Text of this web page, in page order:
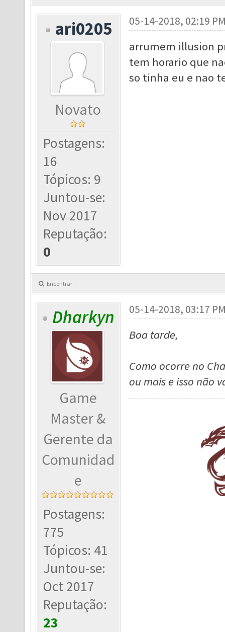
ari0205
Novato
Postagens:
16
Tópicos: 9
Juntou-se:
Nov 2017
Reputação:
0
05-14-2018, 02:19
arrumem illusion
tem horario que
so tinha eu e nao
Encontrar
Dharkyn
Game
Master &
Gerente da
Comunidad
e
Postagens:
775
Tópicos: 41
Juntou-se:
Oct 2017
Reputação:
23
05-14-2018, 03:17
Boa tarde,
Como ocorre no
ou mais e isso não